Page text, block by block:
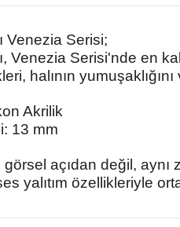
Venezia Serisi;
Venezia Serisi'nde en
halının
Akrilik
13 mm
görsel açıdan değil,
yalıtım özellikleriyle